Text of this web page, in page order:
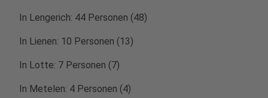
In Lengerich: 44 Personen (48)
In Lienen: 10 Personen (13)
In Lotte: 7 Personen (7)
In Metelen: 4 Personen (4)